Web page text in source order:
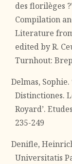
des florilèges
Compilation
Literature
edited by R.
Turnhout:
Delmas,
Distinctiones.
Royard’.
235-249
Denifle,
Universitatis